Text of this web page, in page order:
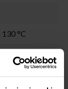
°C